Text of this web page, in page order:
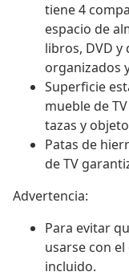
tiene 4
espacio de
libros, DVD
organizados
Superficie
mueble de
tazas y
Patas de
de TV
Advertencia:
Para evitar
usarse con
incluido.